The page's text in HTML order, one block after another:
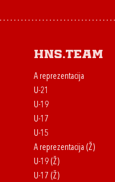
HNS.team
A reprezentacija
U-21
U-19
U-17
U-15
A reprezentacija (Ž)
U-19 (Ž)
U-17 (Ž)